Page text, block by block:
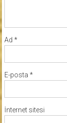
Ad *
E-posta *
İnternet sitesi